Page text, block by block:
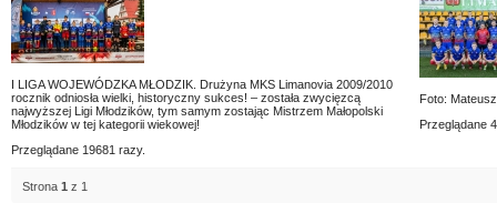
I LIGA WOJEWÓDZKA MŁODZIK. Drużyna MKS Limanovia 2009/2010
rocznik odniosła wielki, historyczny sukces! – została zwycięzcą
najwyższej Ligi Młodzików, tym samym zostając Mistrzem Małopolski
Młodzików w tej kategorii wiekowej!
Przeglądane 19681 razy.
Foto:
Przeglądane
Strona 1 z 1